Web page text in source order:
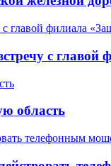
с
область